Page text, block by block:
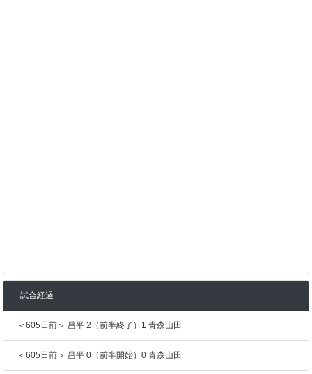
試合経過
＜605日前＞ 昌平 2（前半終了）1 青森山田
＜605日前＞ 昌平 0（前半開始）0 青森山田